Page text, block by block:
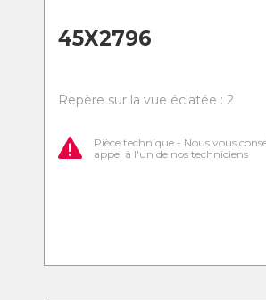
45X2796
Repère sur la vue éclatée : 2
Pièce technique - Nous vous
appel à l'un de nos techniciens